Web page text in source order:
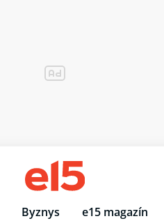
Byznys e15 magazín